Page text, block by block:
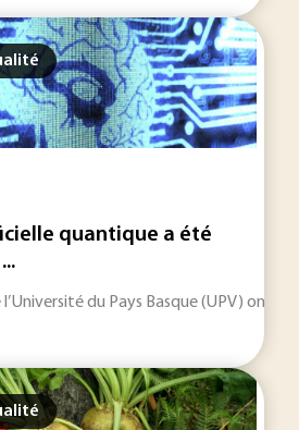
quantique a été
l’Université du Pays Basque (UPV)